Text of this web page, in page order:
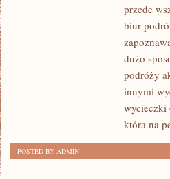
WCZASAMI
POSZUKUJE
MIEJSCA,
W
przede
biur
dużo
podróży
innymi
wycieczki
która na
POSTED BY ADMIN